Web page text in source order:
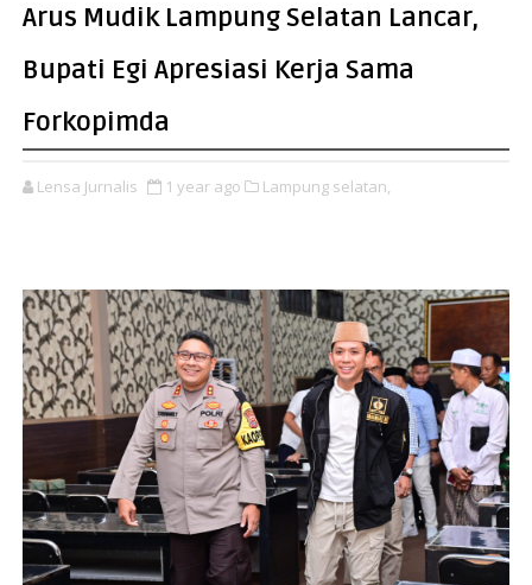
Arus Mudik Lampung Selatan Lancar,
Bupati Egi Apresiasi Kerja Sama
Forkopimda
Lensa Jurnalis 1 year ago Lampung selatan,